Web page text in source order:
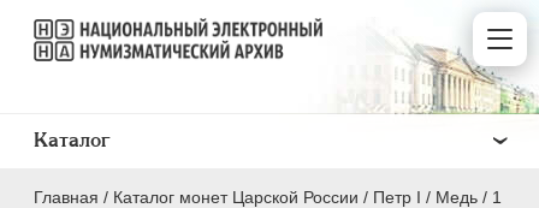
Главная / Каталог монет Царской России / Пeтр I / Медь / 1
Каталог